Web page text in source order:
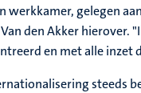
gelegen
den Akker hierover.
en met alle inzet
steeds